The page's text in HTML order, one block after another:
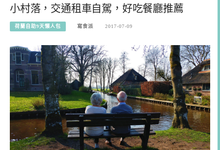
小村落，交通租車自駕，好吃餐廳推薦
荷蘭自助9天懶人包 寫食派 2017-07-09